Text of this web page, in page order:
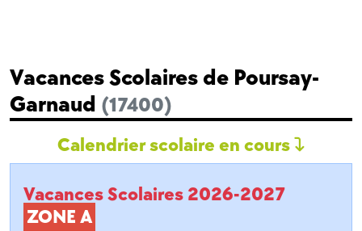
Vacances Scolaires de Poursay-
Garnaud (17400)
Calendrier scolaire en cours
Vacances Scolaires 2026-2027
ZONE A